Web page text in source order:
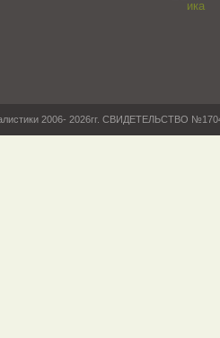
2006- 2026гг. СВИДЕТЕЛЬСТВО